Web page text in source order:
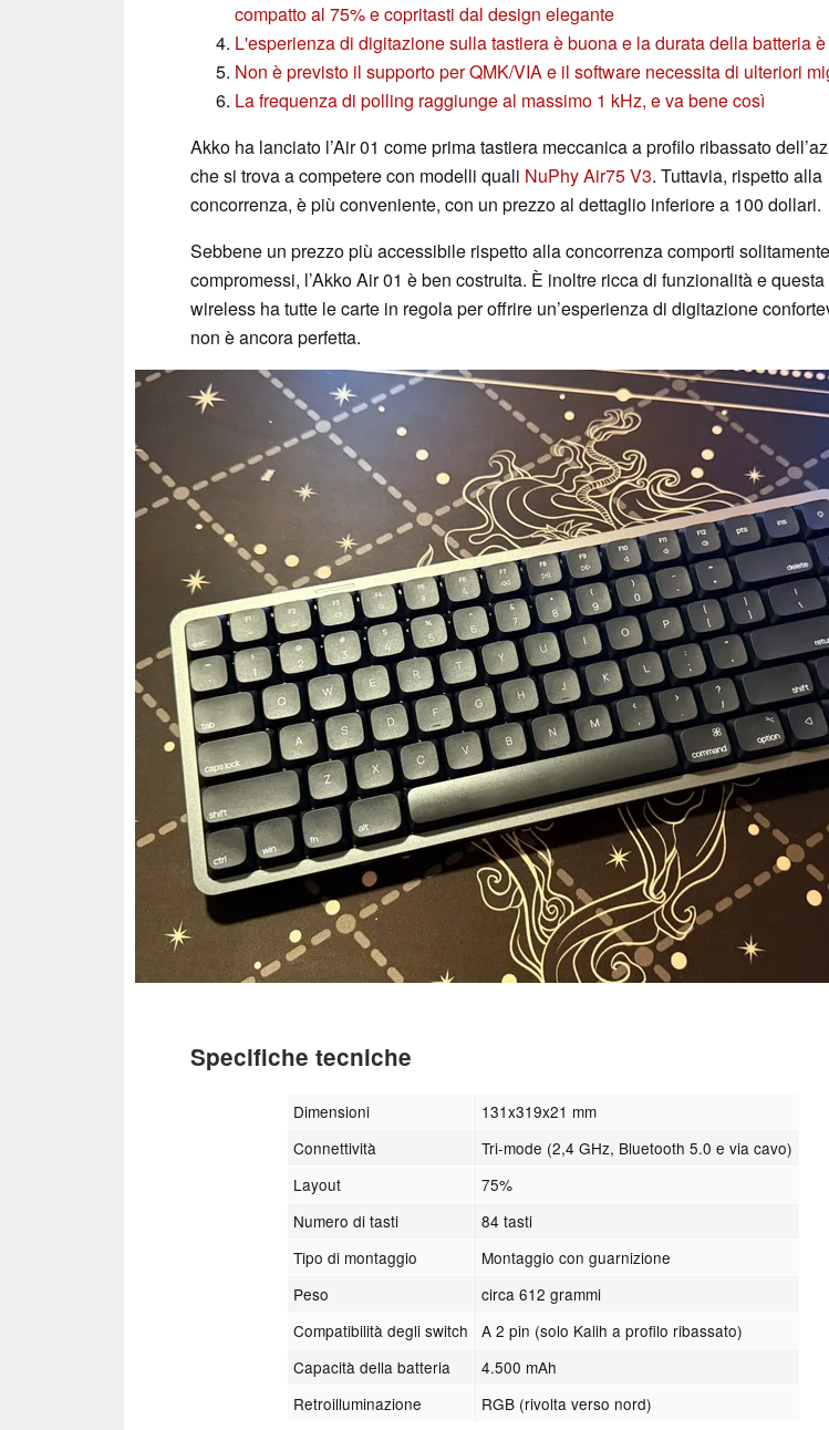
compatto al 75% e copritasti dal design elegante
L'esperienza di digitazione sulla tastiera è buona e la durata della batteria
Non è previsto il supporto per QMK/VIA e il software necessita di ulteriori
La frequenza di polling raggiunge al massimo 1 kHz, e va bene così
Akko ha lanciato l’Air 01 come prima tastiera meccanica a profilo ribassato
che si trova a competere con modelli quali NuPhy Air75 V3. Tuttavia, rispetto alla
concorrenza, è più conveniente, con un prezzo al dettaglio inferiore a 100 dollari.
Sebbene un prezzo più accessibile rispetto alla concorrenza comporti
compromessi, l’Akko Air 01 è ben costruita. È inoltre ricca di funzionalità e
wireless ha tutte le carte in regola per offrire un’esperienza di digitazione
non è ancora perfetta.
Specifiche tecniche
Dimensioni
131x319x21 mm
Connettività
Tri-mode (2,4 GHz, Bluetooth 5.0 e via cavo)
Layout
75%
Numero di tasti
84 tasti
Tipo di montaggio
Montaggio con guarnizione
Peso
circa 612 grammi
Compatibilità degli switch
A 2 pin (solo Kalih a profilo ribassato)
Capacità della batteria
4.500 mAh
Retroilluminazione
RGB (rivolta verso nord)